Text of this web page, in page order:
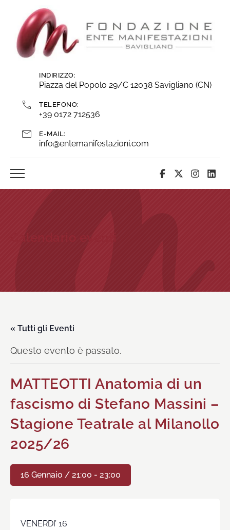
contenuti
INDIRIZZO:
Piazza del Popolo 29/C 12038 Savigliano (CN)
TELEFONO:
+39 0172 712536
E-MAIL:
info@entemanifestazioni.com
« Tutti gli Eventi
Questo evento è passato.
MATTEOTTI Anatomia di un
fascismo di Stefano Massini –
Stagione Teatrale al Milanollo
2025/26
16 Gennaio / 21:00 - 23:00
VENERDI’ 16